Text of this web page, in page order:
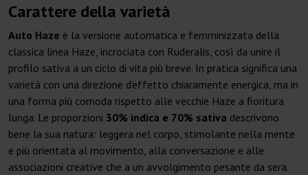
Carattere della varietà
Auto Haze è la versione automatica e femminizzata della
classica linea Haze, incrociata con Ruderalis, così da unire il
profilo sativa a un ciclo di vita più breve. In pratica significa una
varietà con una direzione d’effetto chiaramente energica, ma in
una forma più comoda rispetto alle vecchie Haze a fioritura
lunga. Le proporzioni 30% indica e 70% sativa descrivono
bene la sua natura: leggera nel corpo, stimolante nella mente
e più orientata al movimento, alla conversazione e alle
associazioni creative che a un avvolgimento pesante da sera.